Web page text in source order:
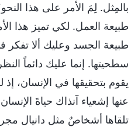
بالمِثل. لِمَ الأمر على هذا
طبيعة العمل. لكي تميز هذا
طبيعة الجسد وعليك ألا
سطحيتها. إنما عليك دائماً النظر
يقوم بتحقيقها في الإنسان، إذ
عنها إشعياء آنذاك حياةَ
تلقاها أشخاصٌ مثل دانيال